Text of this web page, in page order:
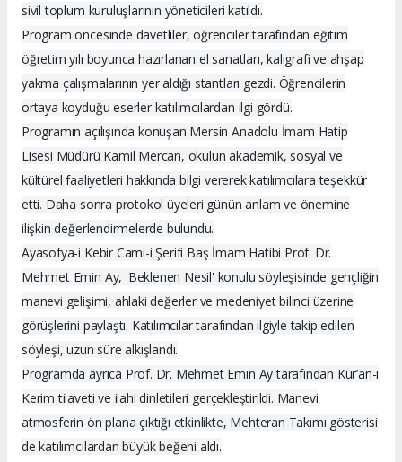
sivil toplum kuruluşlarının yöneticileri katıldı.
Program öncesinde davetliler, öğrenciler tarafından eğitim
öğretim yılı boyunca hazırlanan el sanatları, kaligrafi ve ahşap
yakma çalışmalarının yer aldığı stantları gezdi. Öğrencilerin
ortaya koyduğu eserler katılımcılardan ilgi gördü.
Programın açılışında konuşan Mersin Anadolu İmam Hatip
Lisesi Müdürü Kamil Mercan, okulun akademik, sosyal ve
kültürel faaliyetleri hakkında bilgi vererek katılımcılara teşekkür
etti. Daha sonra protokol üyeleri günün anlam ve önemine
ilişkin değerlendirmelerde bulundu.
Ayasofya-i Kebir Cami-i Şerifi Baş İmam Hatibi Prof. Dr.
Mehmet Emin Ay, 'Beklenen Nesil' konulu söyleşisinde gençliğin
manevi gelişimi, ahlaki değerler ve medeniyet bilinci üzerine
görüşlerini paylaştı. Katılımcılar tarafından ilgiyle takip edilen
söyleşi, uzun süre alkışlandı.
Programda ayrıca Prof. Dr. Mehmet Emin Ay tarafından Kur’an-ı
Kerim tilaveti ve ilahi dinletileri gerçekleştirildi. Manevi
atmosferin ön plana çıktığı etkinlikte, Mehteran Takımı gösterisi
de katılımcılardan büyük beğeni aldı.